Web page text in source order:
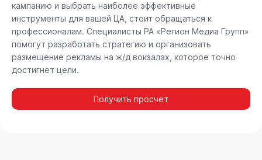
кампанию и выбрать наиболее эффективные
инструменты для вашей ЦА, стоит обращаться к
профессионалам. Специалисты РА «Регион Медиа Групп»
помогут разработать стратегию и организовать
размещение рекламы на ж/д вокзалах, которое точно
достигнет цели.
Получить просчёт